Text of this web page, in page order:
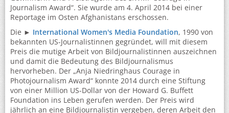
Journalism Award“. Sie wurde am 4. April 2014 bei einer
Reportage im Osten Afghanistans erschossen.
Die ► International Women's Media Foundation, 1990 von
bekannten US-Journalistinnen gegründet, will mit diesem
Preis die mutige Arbeit von Bildjournalistinnen auszeichnen
und damit die Bedeutung des Bildjournalismus
hervorheben. Der „Anja Niedringhaus Courage in
Photojournalism Award“ konnte 2014 durch eine Stiftung
von einer Million US-Dollar von der Howard G. Buffett
Foundation ins Leben gerufen werden. Der Preis wird
jährlich an eine Bildjournalistin vergeben, deren Arbeit den